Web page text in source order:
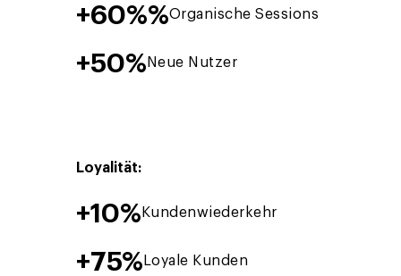
+60% Organische Sessions
+50 Neue Nutzer
Loyalität:
+10 Kundenwiederkehr
+75 Loyale Kunden